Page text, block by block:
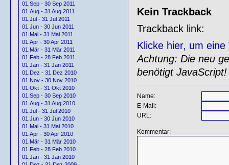
01.Sep - 30 Sep 2011
01.Aug - 31 Aug 2011
01.Jul - 31 Jul 2011
01.Jun - 30 Jun 2011
01.Mai - 31 Mai 2011
01.Apr - 30 Apr 2011
01.Mär - 31 Mär 2011
01.Feb - 28 Feb 2011
01.Jan - 31 Jan 2011
01.Dez - 31 Dez 2010
01.Nov - 30 Nov 2010
01.Okt - 31 Okt 2010
01.Sep - 30 Sep 2010
01.Aug - 31 Aug 2010
01.Jul - 31 Jul 2010
01.Jun - 30 Jun 2010
01.Mai - 31 Mai 2010
01.Apr - 30 Apr 2010
01.Mär - 31 Mär 2010
01.Feb - 28 Feb 2010
01.Jan - 31 Jan 2010
Kein Trackback
Trackback link:
Klicke hier, um
Achtung: Die neu
benötigt JavaScript!
Name:
E-Mail:
URL:
Kommentar: